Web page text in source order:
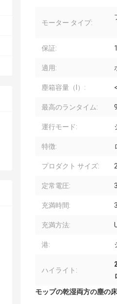
モーター タイプ:
保証:
適用:
塵箱容量（l）:
最高のランタイム:
運行モード:
特徴:
プロダクト サイズ:
定常電圧:
充満時間:
充満方法:
港:
ハイライト:
モップの乾湿両方の塵の